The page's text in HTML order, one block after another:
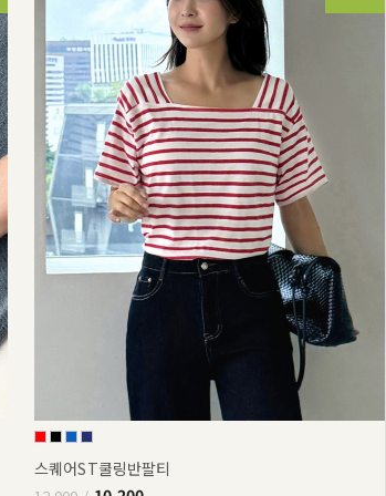
스퀘어ST쿨링반팔티